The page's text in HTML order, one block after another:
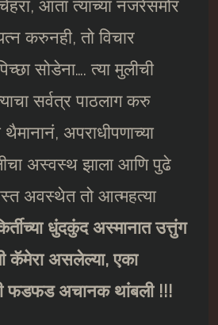
आता त्याच्या नजरेसमोर
करुनही, तो विचार
सोडेना…. त्या मुलीची
सर्वत्र पाठलाग करु
थैमानानं, अपराधीपणाच्या
अस्वस्थ झाला आणि पुढे
अवस्थेत तो आत्महत्या
धुंदकुंद अस्मानात उत्तुंग
कॅमेरा असलेल्या,एका
फडफड अचानक थांबली !!!